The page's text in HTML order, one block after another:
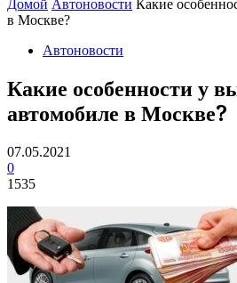
Домой Автоновости Какие
в Москве?
Автоновости
Какие особенности у
автомобиле в Москве?
07.05.2021
0
1535